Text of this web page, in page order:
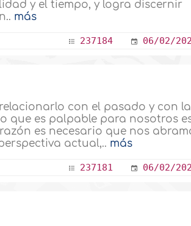
y el tiempo, y logra discernir
más
237184 06/02/
con el pasado y con la
que es palpable para nosotros
es necesario que nos
actual,.. más
237181 06/02/